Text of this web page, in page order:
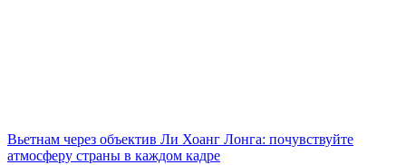
Вьетнам через объектив Ли Хоанг Лонга: почувствуйте
атмосферу страны в каждом кадре